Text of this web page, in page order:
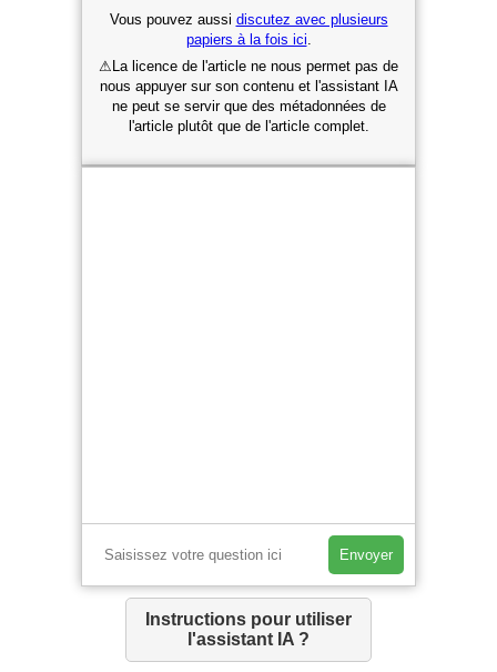
Vous pouvez aussi discutez avec plusieurs
papiers à la fois ici.
⚠ La licence de l'article ne nous permet pas de
nous appuyer sur son contenu et l'assistant IA
ne peut se servir que des métadonnées de
l'article plutôt que de l'article complet.
Envoyer
Instructions pour utiliser
l'assistant IA ?